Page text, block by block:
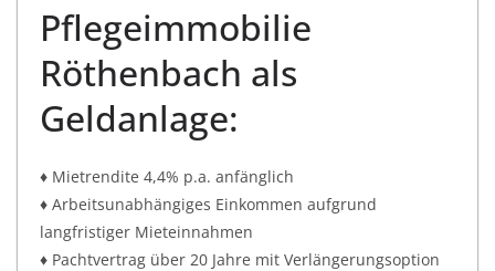
Pflegeimmobilie
Röthenbach als
Geldanlage:
♦ Mietrendite 4,4% p.a. anfänglich
♦ Arbeitsunabhängiges Einkommen aufgrund
langfristiger Mieteinnahmen
♦ Pachtvertrag über 20 Jahre mit Verlängerungsoption